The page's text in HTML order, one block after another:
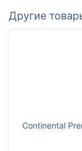
Другие
Continental